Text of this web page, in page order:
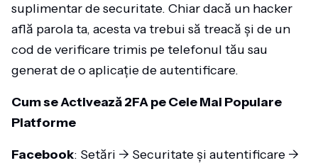
suplimentar de securitate. Chiar dacă un hacker
află parola ta, acesta va trebui să treacă și de un
cod de verificare trimis pe telefonul tău sau
generat de o aplicație de autentificare.
Cum se Activează 2FA pe Cele Mai Populare
Platforme
Facebook: Setări -> Securitate și autentificare ->